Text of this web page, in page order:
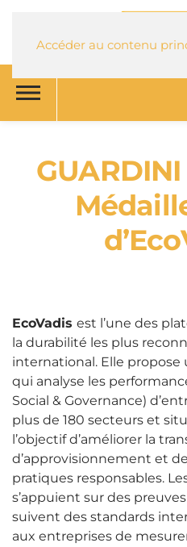
Accéder au contenu
EcoVadis est l’une des
la durabilité les plus
international. Elle
qui analyse les
Social & Governance)
plus de 180 secteurs et
l’objectif d’améliorer la
d’approvisionnement et
pratiques responsables.
s’appuient sur des
suivent des standards
aux entreprises de